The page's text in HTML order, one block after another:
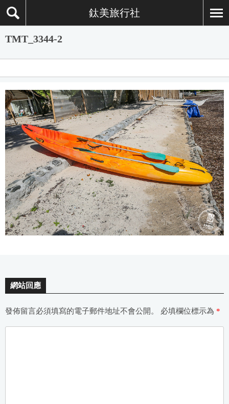
鈦美旅行社
TMT_3344-2
網站回應
發佈留言必須填寫的電子郵件地址不會公開。 必填欄位標示為 *